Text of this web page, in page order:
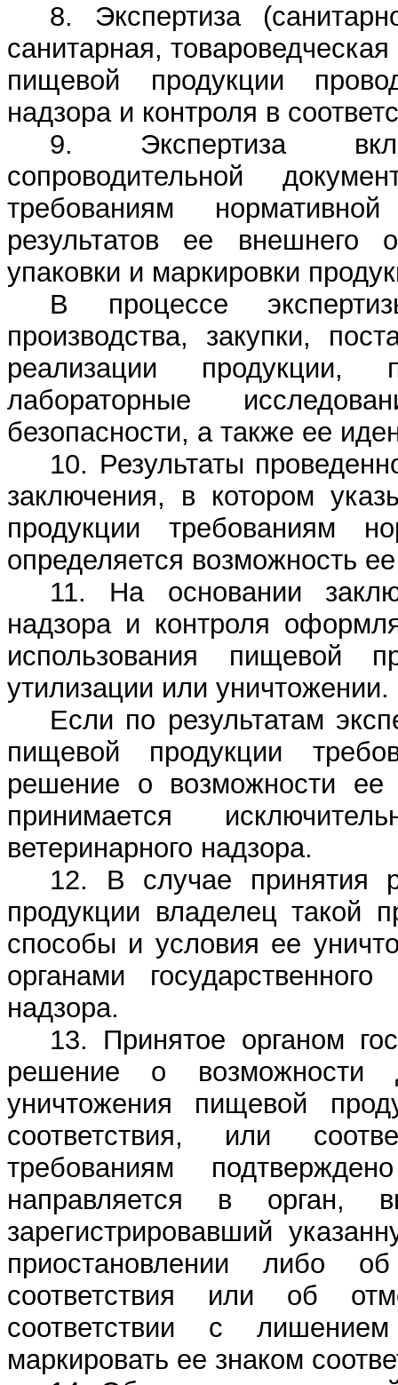
8. Экспертиза
санитарная,
пищевой продукции
надзора и контроля в
9. Экспертиза
сопроводительной
требованиям
результатов ее внешнего
упаковки и маркировки
В процессе
производства, закупки,
реализации продукции,
лабораторные
безопасности, а также ее
10. Результаты
заключения, в котором
продукции требованиям
определяется возможность
11. На основании
надзора и контроля
использования пищевой
утилизации или уничтожении.
Если по результатам
пищевой продукции
решение о возможности ее
принимается
ветеринарного надзора.
12. В случае принятия
продукции владелец такой
способы и условия ее
органами
надзора.
13. Принятое органом
решение о возможности
уничтожения пищевой
соответствия, или
требованиям
направляется в орган,
зарегистрировавший
приостановлении либо
соответствия или об
соответствии с
маркировать ее знаком